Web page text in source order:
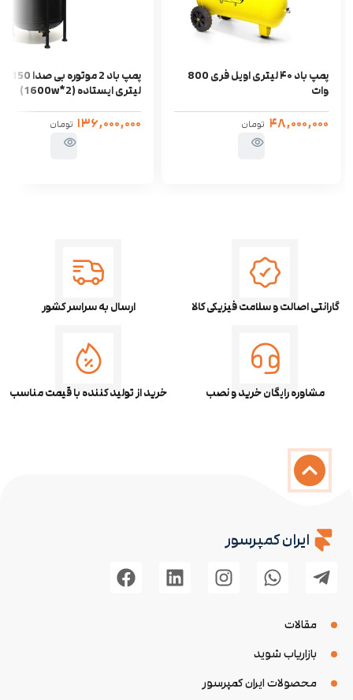
پمپ باد ۴۰ لیتری اویل فری 800
وات
۴۸,۰۰۰,۰۰۰ تومان
پمپ باد 2 موتوره بی صدا 150
لیتری ایستاده (2*1600w)
۱۳۶,۰۰۰,۰۰۰ تومان
گارانتی اصالت و سلامت فیزیکی کالا ارسال به سراسر کشور
مشاوره رایگان خرید و نصب خرید از تولید کننده با قیمت مناسب
مقالات
بازاریاب شوید
محصولات ایران کمپرسور
ایران کمپرسور